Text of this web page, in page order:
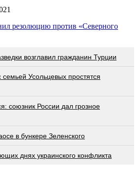
резолюцию против «Северного
возглавил гражданин Турции
семьей Усольцевых простятся
союзник России дал грозное
в бункере Зеленского
днях украинского конфликта